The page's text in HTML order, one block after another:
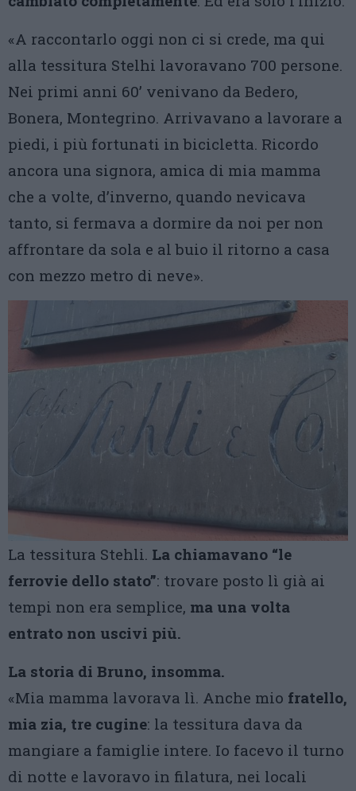
«A raccontarlo oggi non ci si crede, ma qui
alla tessitura Stelhi lavoravano 700 persone.
Nei primi anni 60’ venivano da Bedero,
Bonera, Montegrino. Arrivavano a lavorare a
piedi, i più fortunati in bicicletta. Ricordo
ancora una signora, amica di mia mamma
che a volte, d’inverno, quando nevicava
tanto, si fermava a dormire da noi per non
affrontare da sola e al buio il ritorno a casa
con mezzo metro di neve».
La tessitura Stehli. La chiamavano “le
ferrovie dello stato”: trovare posto lì già ai
tempi non era semplice, ma una volta
entrato non uscivi più.
La storia di Bruno, insomma.
«Mia mamma lavorava lì. Anche mio fratello,
mia zia, tre cugine: la tessitura dava da
mangiare a famiglie intere. Io facevo il turno
di notte e lavoravo in filatura, nei locali